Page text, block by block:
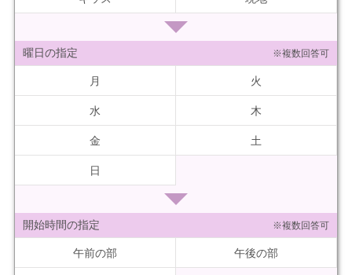
曜日の指定 ※複数回答可
月 火
水 木
金 土
日
開始時間の指定 ※複数回答可
午前の部 午後の部